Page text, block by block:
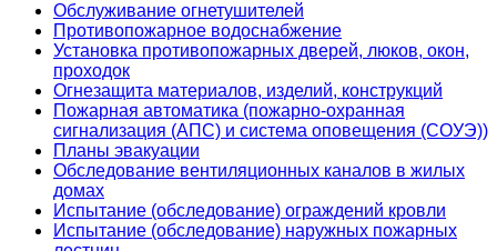
Обслуживание огнетушителей
Противопожарное водоснабжение
Установка противопожарных дверей, люков, окон,
проходок
Огнезащита материалов, изделий, конструкций
Пожарная автоматика (пожарно-охранная
сигнализация (АПС) и система оповещения (СОУЭ))
Планы эвакуации
Обследование вентиляционных каналов в жилых
домах
Испытание (обследование) ограждений кровли
Испытание (обследование) наружных пожарных